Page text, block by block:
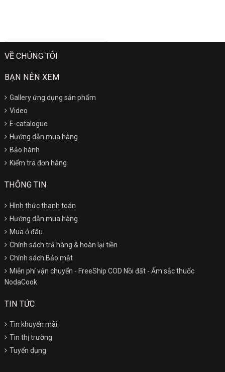
VỀ CHÚNG TÔI
BẠN NÊN XEM
Gallery ứng dụng sản phẩm
Video
E-catalogue
Hướng dẫn mua hàng
Bảo hành
Kiểm tra đơn hàng
THÔNG TIN
Hình thức thanh toán
Hướng dẫn mua hàng
Mua ở đâu
Chính sách trả hàng & hoàn lại tiền
Chính sách Bảo mật
Miễn phí vận chuyển - FreeShip COD Nồi đất - Ấm sắc thuốc
NodaCook
TIN TỨC
Tin khuyến mãi
Tin thị trường
Tuyển dụng